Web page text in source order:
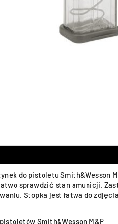
do pistoletu Smith&Wesson
sprawdzić stan amunicji.
Stopka jest łatwa do
Smith&Wesson M&P